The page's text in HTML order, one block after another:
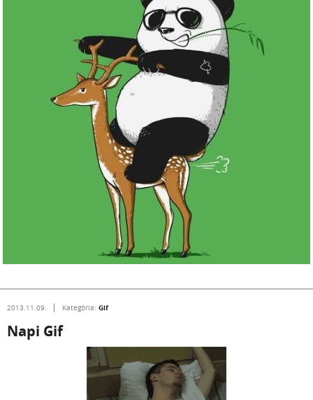
2013.11.09. Kategória: Gif
Napi Gif